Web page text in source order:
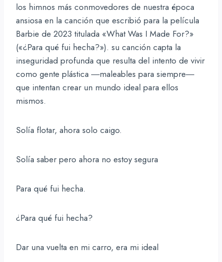
los himnos más conmovedores de nuestra época
ansiosa en la canción que escribió para la película
Barbie de 2023 titulada «What Was I Made For?»
(«¿Para qué fui hecha?»). su canción capta la
inseguridad profunda que resulta del intento de vivir
como gente plástica ―maleables para siempre―
que intentan crear un mundo ideal para ellos
mismos.
Solía flotar, ahora solo caigo.
Solía saber pero ahora no estoy segura
Para qué fui hecha.
¿Para qué fui hecha?
Dar una vuelta en mi carro, era mi ideal